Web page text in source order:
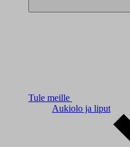
Tule meille
Aukiolo ja liput